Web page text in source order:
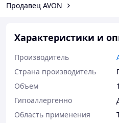
Продавец AVON
Характеристики и
Производитель
Страна производитель
Объем
Гипоаллергенно
Область применения